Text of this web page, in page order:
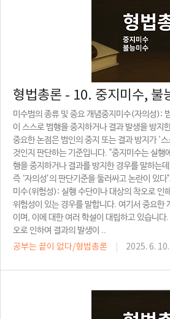
형법총론 - 10. 중지미수, 불
미수범의 종류 및 중요 개념중지미수(자의성):
이 스스로 범행을 중지하거나 결과 발생을 방지
중요한 논점은 범인의 중지 또는 결과 방지가 '
것인지 판단하는 기준입니다. "중지미수는 실행
행을 중지하거나 결과를 방지한 경우를 말하는
즉 ‘자의성’의 판단기준을 둘러싸고 논란이 있
미수(위험성): 실행 수단이나 대상의 착오로 인
위험성이 있는 경우를 말합니다. 여기서 중요한
이며, 이에 대한 여러 학설이 대립하고 있습니다
오로 인하여 결과의 발생이 ..
공부는 끝이 없다/형법총론
2025. 6.